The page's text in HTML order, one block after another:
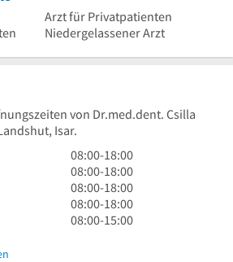
Arzt für Privatpatienten
Niedergelassener Arzt
von Dr.med.dent. Csilla
Isar.
8
Uhr
bis
18
Uhr
08:00-18:00
8
Uhr
bis
18
08:00-18:00
8
Uhr
bis
08:00-18:00
8
Uhr
08:00-18:00
8
08:00-15:00